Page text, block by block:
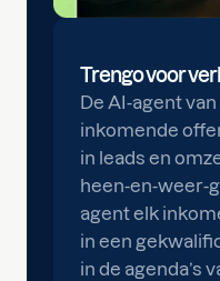
Trengo voor
De AI-agent
inkomende
in leads en
heen-en-weer-
agent elk
in een
in de agenda’s